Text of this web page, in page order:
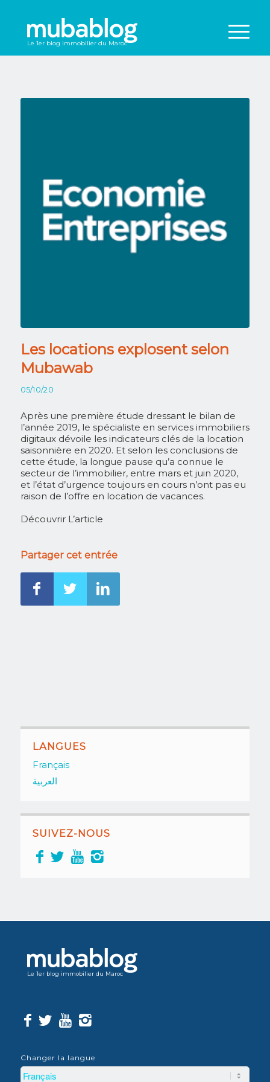
Le 1er blog immobilier du Maroc
Les locations explosent selon
Mubawab
05/10/20
Après une première étude dressant le bilan de
l’année 2019, le spécialiste en services immobiliers
digitaux dévoile les indicateurs clés de la location
saisonnière en 2020. Et selon les conclusions de
cette étude, la longue pause qu’a connue le
secteur de l’immobilier, entre mars et juin 2020,
et l’état d’urgence toujours en cours n’ont pas eu
raison de l’offre en location de vacances.
Découvrir L’article
Partager cet entrée
LANGUES
Français
العربية
SUIVEZ-NOUS
Le 1er blog immobilier du Maroc
Changer la langue